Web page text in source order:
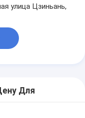
улица Цзиньань,
Для